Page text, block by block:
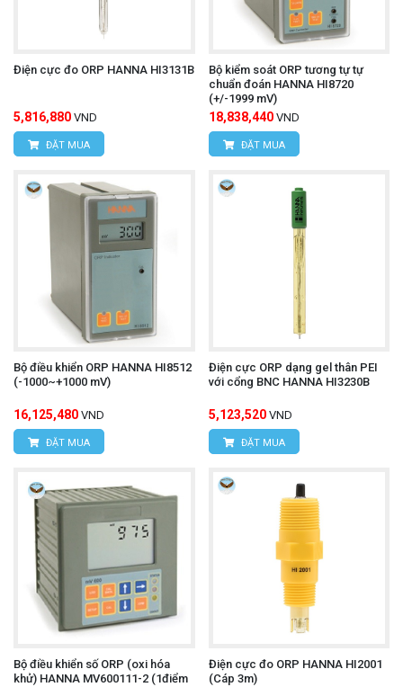
Điện cực đo ORP HANNA HI3131B
5,816,880 VND
ĐẶT MUA
Bộ kiểm soát ORP tương tự tự
chuẩn đoán HANNA HI8720
(+/-1999 mV)
18,838,440 VND
ĐẶT MUA
Bộ điều khiển ORP HANNA HI8512
(-1000~+1000 mV)
16,125,480 VND
ĐẶT MUA
Điện cực ORP dạng gel thân PEI
với cổng BNC HANNA HI3230B
5,123,520 VND
ĐẶT MUA
Bộ điều khiển số ORP (oxi hóa
khử) HANNA MV600111-2 (1điểm
Điện cực đo ORP HANNA HI2001
(Cáp 3m)